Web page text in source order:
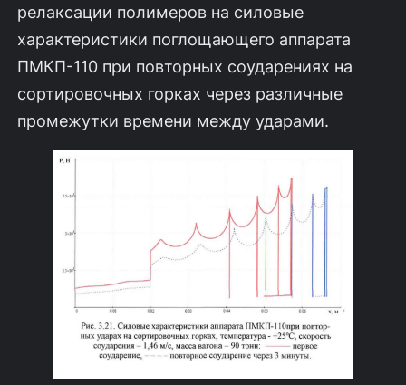
релаксации полимеров на силовые
характеристики поглощающего аппарата
ПМКП-110 при повторных соударе­ниях на
сортировочных горках через различные
промежутки времени между ударами.